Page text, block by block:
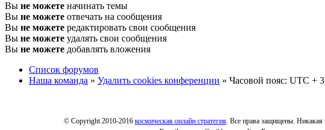
Вы не можете начинать темы
Вы не можете отвечать на сообщения
Вы не можете редактировать свои сообщения
Вы не можете удалять свои сообщения
Вы не можете добавлять вложения
Список форумов
Наша команда » Удалить cookies конференции » Часовой пояс: UTC + 3
© Copyright 2010-2016 космическая онлайн стратегия. Все права защищены. Никакая